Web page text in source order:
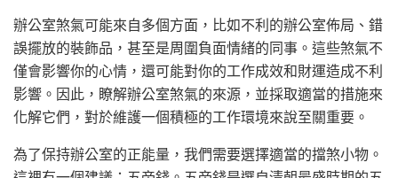
辦公室煞氣可能來自多個方面，比如不利的辦公室佈局、錯
誤擺放的裝飾品，甚至是周圍負面情緒的同事。這些煞氣不
僅會影響你的心情，還可能對你的工作成效和財運造成不利
影響。因此，瞭解辦公室煞氣的來源，並採取適當的措施來
化解它們，對於維護一個積極的工作環境來說至關重要。
為了保持辦公室的正能量，我們需要選擇適當的擋煞小物。